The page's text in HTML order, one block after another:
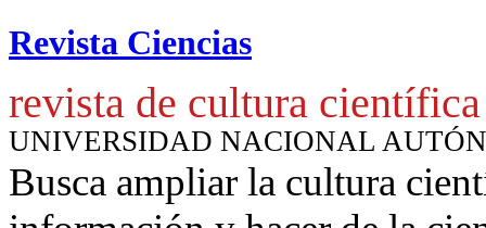
Revista Ciencias
revista de cultura científica
UNIVERSIDAD NACIONAL
Busca ampliar la cultura